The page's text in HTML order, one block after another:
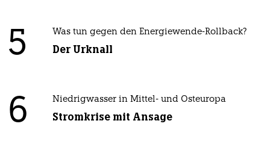
5 Was tun gegen den Energiewende-Rollback?
Der Urknall
6 Niedrigwasser in Mittel- und Osteuropa
Stromkrise mit Ansage